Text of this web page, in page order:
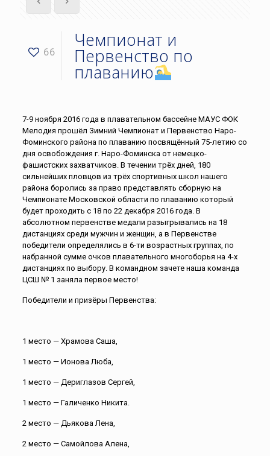
66
Чемпионат и
Первенство по
плаванию
7-9 ноября 2016 года в плавательном бассейне МАУС ФОК
Мелодия прошёл Зимний Чемпионат и Первенство Наро-
Фоминского района по плаванию посвящённый 75-летию со
дня освобождения г. Наро-Фоминска от немецко-
фашистских захватчиков. В течении трёх дней, 180
сильнейших пловцов из трёх спортивных школ нашего
района боролись за право представлять сборную на
Чемпионате Московской области по плаванию который
будет проходить с 18 по 22 декабря 2016 года. В
абсолютном первенстве медали разыгрывались на 18
дистанциях среди мужчин и женщин, а в Первенстве
победители определялись в 6-ти возрастных группах, по
набранной сумме очков плавательного многоборья на 4-х
дистанциях по выбору. В командном зачете наша команда
ЦСШ № 1 заняла первое место!
Победители и призёры Первенства:
1 место — Храмова Саша,
1 место — Ионова Люба,
1 место — Дериглазов Сергей,
1 место — Галиченко Никита.
2 место — Дьякова Лена,
2 место — Самойлова Алена,